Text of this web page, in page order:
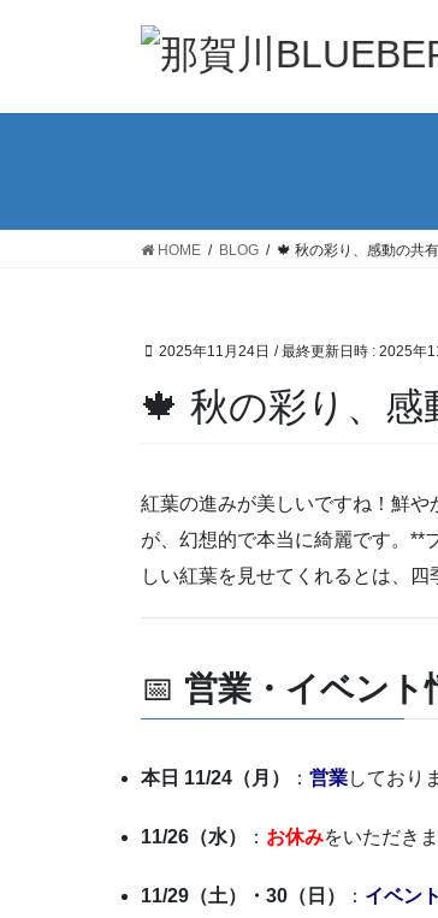
HOME BLOG 🍁 秋の彩り、感動の共有
2025年11月24日 / 最終更新日時 : 2025年
🍁 秋の彩り、感
紅葉の進みが美しいですね！鮮
が、幻想的で本当に綺麗です。**
しい紅葉を見せてくれるとは、四
📅 営業・イベント
本日 11/24（月） ： 営業しており
11/26（水） ： お休みをいただき
11/29（土）・30（日） ： イベン